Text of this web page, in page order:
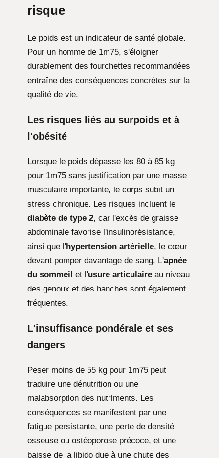
risque
Le poids est un indicateur de santé globale.
Pour un homme de 1m75, s'éloigner
durablement des fourchettes recommandées
entraîne des conséquences concrètes sur la
qualité de vie.
Les risques liés au surpoids et à
l'obésité
Lorsque le poids dépasse les 80 à 85 kg
pour 1m75 sans justification par une masse
musculaire importante, le corps subit un
stress chronique. Les risques incluent le
diabète de type 2, car l'excès de graisse
abdominale favorise l'insulinorésistance,
ainsi que l'hypertension artérielle, le cœur
devant pomper davantage de sang. L'apnée
du sommeil et l'usure articulaire au niveau
des genoux et des hanches sont également
fréquentes.
L'insuffisance pondérale et ses
dangers
Peser moins de 55 kg pour 1m75 peut
traduire une dénutrition ou une
malabsorption des nutriments. Les
conséquences se manifestent par une
fatigue persistante, une perte de densité
osseuse ou ostéoporose précoce, et une
baisse de la libido due à une chute des